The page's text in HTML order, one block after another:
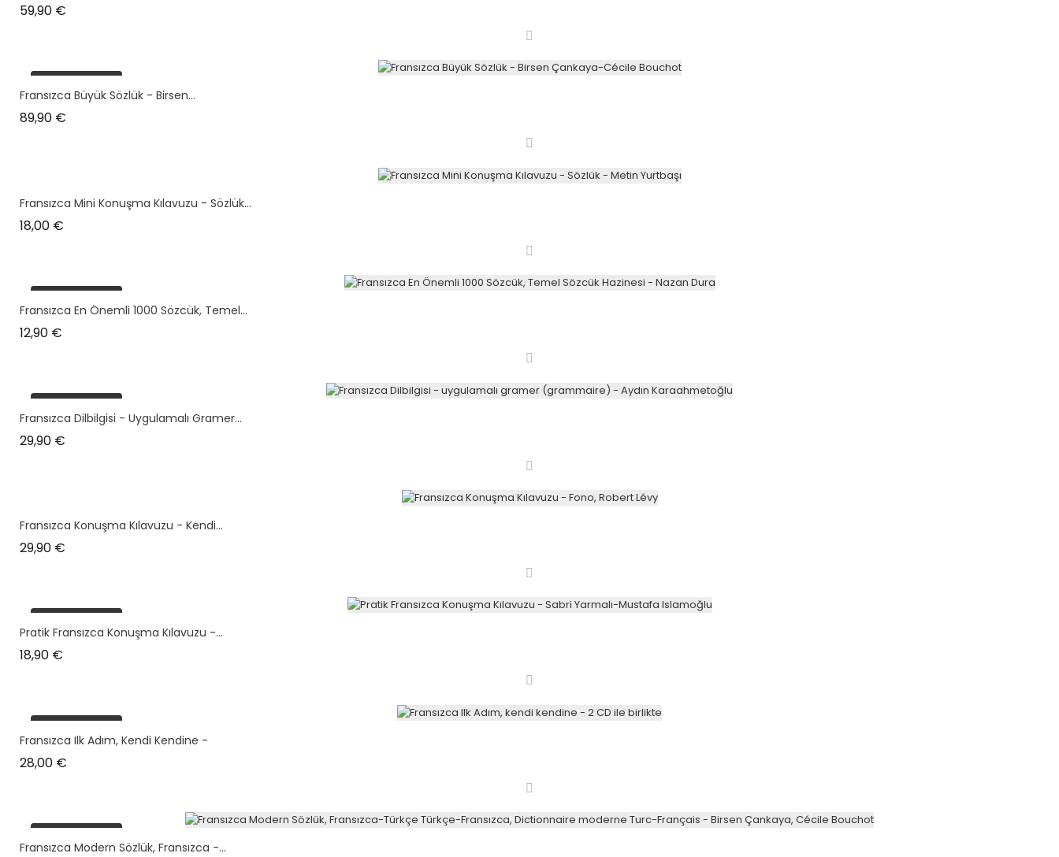
59,90 €
plus en stock
Fransızca Büyük Sözlük - Birsen...
89,90 €
Fransızca Mini Konuşma Kılavuzu - Sözlük...
18,00 €
plus en stock
Fransızca En Önemli 1000 Sözcük, Temel...
12,90 €
plus en stock
Fransızca Dilbilgisi - Uygulamalı Gramer...
29,90 €
Fransızca Konuşma Kılavuzu - Kendi...
29,90 €
Pratik Fransızca Konuşma Kılavuzu -...
18,90 €
plus en stock
Fransızca Ilk Adım, Kendi Kendine -
28,00 €
plus en stock
Fransızca Modern Sözlük, Fransızca -...